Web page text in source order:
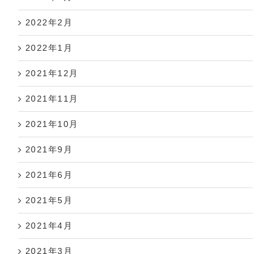
2022年2月
2022年1月
2021年12月
2021年11月
2021年10月
2021年9月
2021年6月
2021年5月
2021年4月
2021年3月